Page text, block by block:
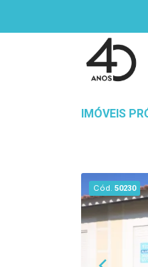
IMÓVEIS
Cód. 50230